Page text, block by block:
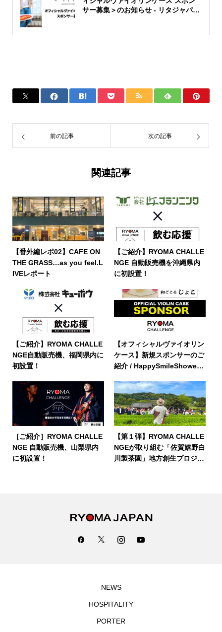
サー募集＞のお知らせ - リタジャパン
前の記事 次の記事
関連記事
【番外編レポ02】CAFE ON
THE GRASS…as you feel.L
IVEレポート
【ご紹介】RYOMA CHALLE
NGE 自動販売機を沖縄県内
に初設置！
【ご紹介】RYOMA CHALLE
NGE自動販売機、福岡県内に
初設置！
【オフィシャルヴァイオリン
ケース】新規スポンサーのご
紹介 / HappySmileShower
［ご紹介］RYOMA CHALLE
NGE 自動販売機、山梨県内
に初設置！
【第１弾】RYOMA CHALLE
NGEが取り組む「佐賀嬉野白
川製茶園」地方創生プロジェ
NEWS
HOSPITALITY
PORTER